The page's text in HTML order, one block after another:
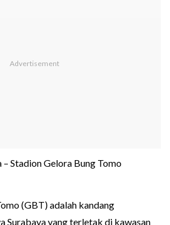
– Stadion Gelora Bung Tomo
(GBT) adalah kandang
Surabaya yang terletak di kawasan